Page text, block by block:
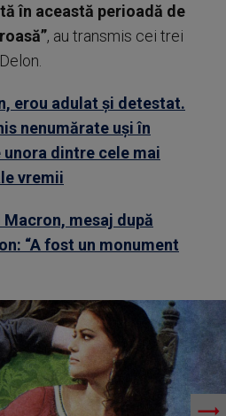
în această perioadă de
, au transmis cei trei
erou adulat și detestat.
nenumărate uși în
dintre cele mai
vremii
Macron, mesaj după
“A fost un monument